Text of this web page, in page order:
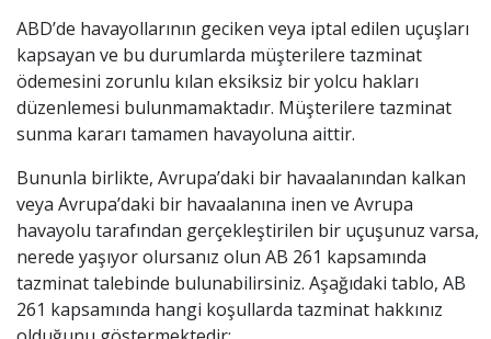
ABD’de havayollarının geciken veya iptal edilen uçuşları
kapsayan ve bu durumlarda müşterilere tazminat
ödemesini zorunlu kılan eksiksiz bir yolcu hakları
düzenlemesi bulunmamaktadır. Müşterilere tazminat
sunma kararı tamamen havayoluna aittir.
Bununla birlikte, Avrupa’daki bir havaalanından kalkan
veya Avrupa’daki bir havaalanına inen ve Avrupa
havayolu tarafından gerçekleştirilen bir uçuşunuz varsa,
nerede yaşıyor olursanız olun AB 261 kapsamında
tazminat talebinde bulunabilirsiniz. Aşağıdaki tablo, AB
261 kapsamında hangi koşullarda tazminat hakkınız